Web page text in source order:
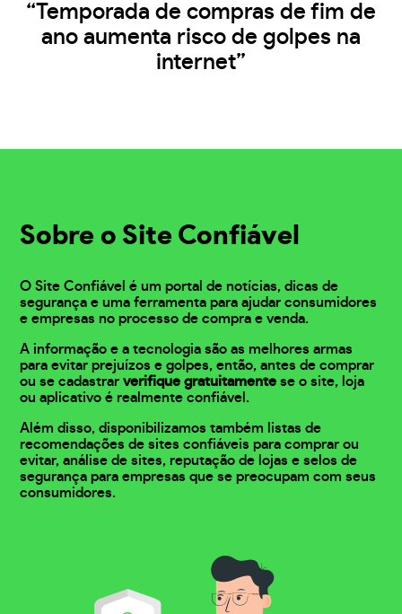
“Temporada de compras de fim de
ano aumenta risco de golpes na
internet”
Sobre o Site Confiável
O Site Confiável é um portal de notícias, dicas de
segurança e uma ferramenta para ajudar consumidores
e empresas no processo de compra e venda.
A informação e a tecnologia são as melhores armas
para evitar prejuízos e golpes, então, antes de comprar
ou se cadastrarverifique gratuitamente se o site, loja
ou aplicativo é realmente confiável.
Além disso, disponibilizamos também listas de
recomendações de sites confiáveis para comprar ou
evitar, análise de sites, reputação de lojas e selos de
segurança para empresas que se preocupam com seus
consumidores.